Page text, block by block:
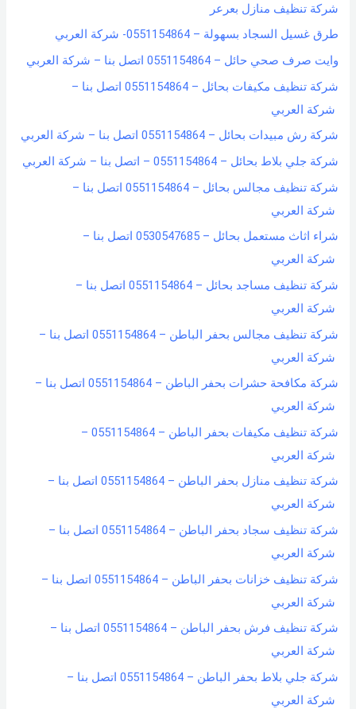
شركة تنظيف منازل بعرعر
طرق غسيل السجاد بسهولة – 0551154864- شركة العربي
وايت صرف صحي حائل – 0551154864 اتصل بنا – شركة العربي
شركة تنظيف مكيفات بحائل – 0551154864 اتصل بنا –
شركة العربي
شركة رش مبيدات بحائل – 0551154864 اتصل بنا – شركة العربي
شركة جلي بلاط بحائل – 0551154864 – اتصل بنا – شركة العربي
شركة تنظيف مجالس بحائل – 0551154864 اتصل بنا –
شركة العربي
شراء اثاث مستعمل بحائل – 0530547685 اتصل بنا –
شركة العربي
شركة تنظيف مساجد بحائل – 0551154864 اتصل بنا –
شركة العربي
شركة تنظيف مجالس بحفر الباطن – 0551154864 اتصل بنا –
شركة العربي
شركة مكافحة حشرات بحفر الباطن – 0551154864 اتصل بنا –
شركة العربي
شركة تنظيف مكيفات بحفر الباطن – 0551154864 –
شركة العربي
شركة تنظيف منازل بحفر الباطن – 0551154864 اتصل بنا –
شركة العربي
شركة تنظيف سجاد بحفر الباطن – 0551154864 اتصل بنا –
شركة العربي
شركة تنظيف خزانات بحفر الباطن – 0551154864 اتصل بنا –
شركة العربي
شركة تنظيف فرش بحفر الباطن – 0551154864 اتصل بنا –
شركة العربي
شركة جلي بلاط بحفر الباطن – 0551154864 اتصل بنا –
شركة العربي